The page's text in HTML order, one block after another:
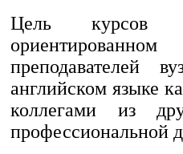
Цель курсов
преподавателей
английском языке
коллегами из
профессиональной